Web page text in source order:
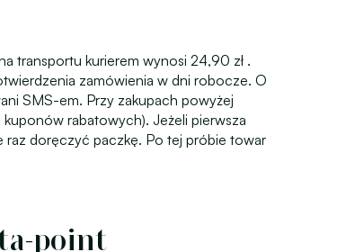
transportu kurierem wynosi 24,90 zł .
zamówienia w dni robocze. O
SMS-em. Przy zakupach powyżej
rabatowych). Jeżeli pierwsza
raz doręczyć paczkę. Po tej próbie towar
point